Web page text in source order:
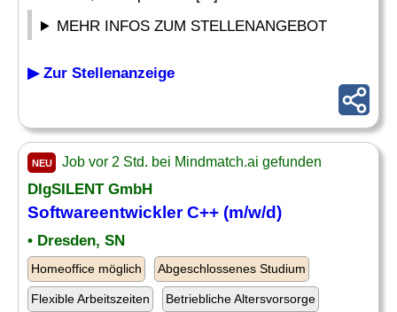
MEHR INFOS ZUM STELLENANGEBOT
▶ Zur Stellenanzeige
NEU Job vor 2 Std. bei Mindmatch.ai gefunden
DIgSILENT GmbH
Softwareentwickler C++ (m/w/d)
• Dresden, SN
Homeoffice möglich Abgeschlossenes Studium
Flexible Arbeitszeiten Betriebliche Altersvorsorge